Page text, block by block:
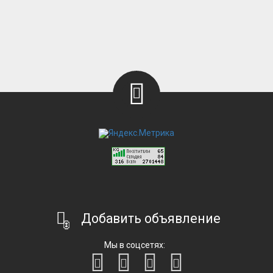
Добавить объявление
Мы в соцсетях: